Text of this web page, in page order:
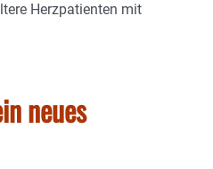
Herzpatienten mit
neues